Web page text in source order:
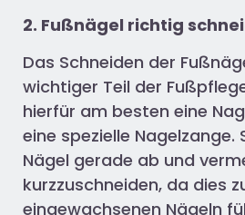
2. Fußnägel richtig
Das Schneiden der
wichtiger Teil der
hierfür am besten eine
eine spezielle Nagelzange.
Nägel gerade ab und
kurzzuschneiden, da dies
eingewachsenen Nägeln